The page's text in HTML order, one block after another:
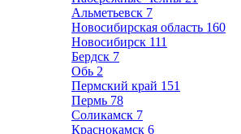
Альметьевск 7
Новосибирская область 160
Новосибирск 111
Бердск 7
Обь 2
Пермский край 151
Пермь 78
Соликамск 7
Краснокамск 6